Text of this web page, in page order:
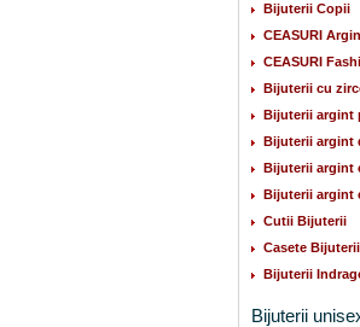
Bijuterii Copii
CEASURI
CEASURI
Bijuterii cu
Bijuterii argint
Bijuterii argint
Bijuterii argint
Bijuterii argint
Cutii Bijuterii
Casete Bijuterii
Bijuterii
Bijuterii